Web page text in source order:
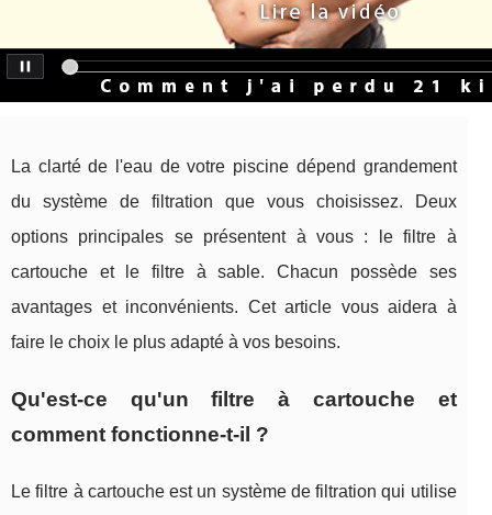
La clarté de l'eau de votre piscine dépend grandement
du système de filtration que vous choisissez. Deux
options principales se présentent à vous : le filtre à
cartouche et le filtre à sable. Chacun possède ses
avantages et inconvénients. Cet article vous aidera à
faire le choix le plus adapté à vos besoins.
Qu'est-ce qu'un filtre à cartouche et
comment fonctionne-t-il ?
Le filtre à cartouche est un système de filtration qui utilise